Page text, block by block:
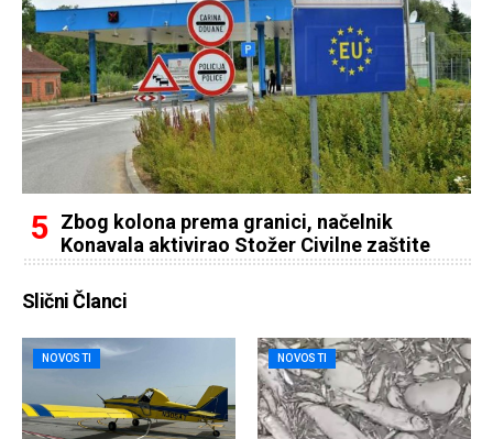
Zbog kolona prema granici, načelnik
Konavala aktivirao Stožer Civilne zaštite
Slični Članci
NOVOSTI NOVOSTI